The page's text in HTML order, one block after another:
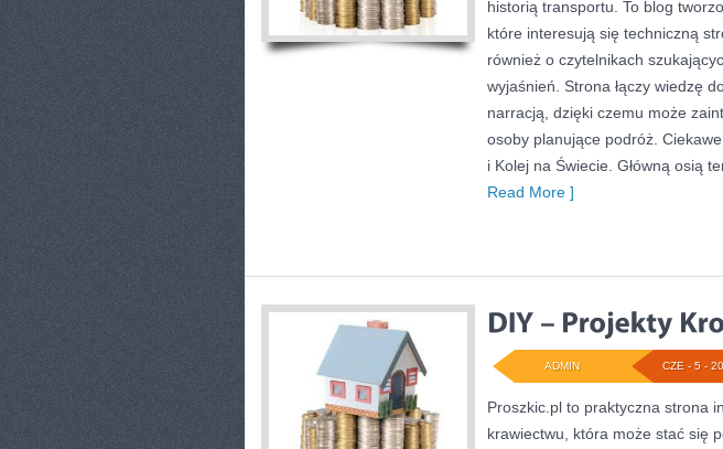
historią transportu. To blog
które interesują się techniczną
również o czytelnikach
wyjaśnień. Strona łączy wiedzę
narracją, dzięki czemu może
osoby planujące podróż.
i Kolej na Świecie. Główną osią
Read More ]
CZE - 5 -
ADMIN
Proszkic.pl to praktyczna strona
krawiectwu, która może stać się